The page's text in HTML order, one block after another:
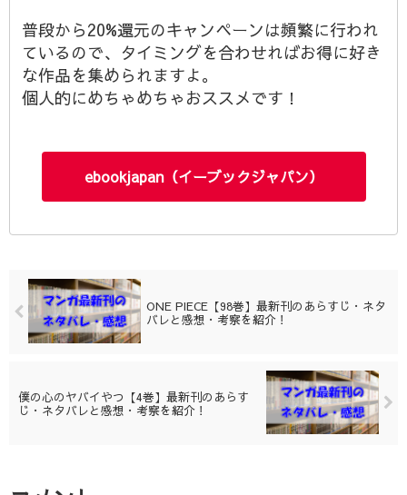
普段から20%還元のキャンペーンは頻繁に行われ
ているので、タイミングを合わせればお得に好き
な作品を集められますよ。
個人的にめちゃめちゃおススメです！
ebookjapan（イーブックジャパン）
ONE PIECE【98巻】最新刊のあらすじ・ネタ
バレと感想・考察を紹介！
僕の心のヤバイやつ【4巻】最新刊のあらす
じ・ネタバレと感想・考察を紹介！